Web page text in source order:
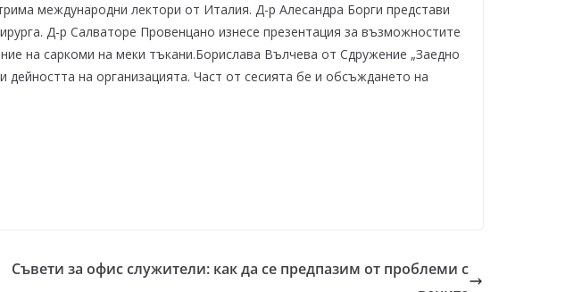
международни лектори от Италия. Д-р Алесандра Борги представи
Д-р Салваторе Провенцано изнесе презентация за възможностите
на саркоми на меки тъкани.Борислава Вълчева от Сдружение „Заедно
на организацията. Част от сесията бе и обсъждането на
Съвети за офис служители: как да се предпазим от проблеми с